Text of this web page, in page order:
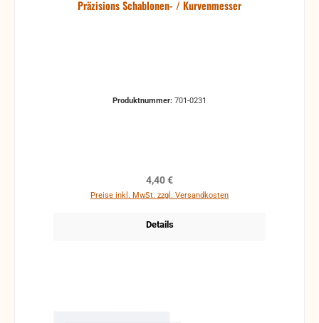
Präzisions Schablonen- / Kurvenmesser
Produktnummer: 701-0231
Regulärer Preis:
4,40 €
Preise inkl. MwSt. zzgl. Versandkosten
Details